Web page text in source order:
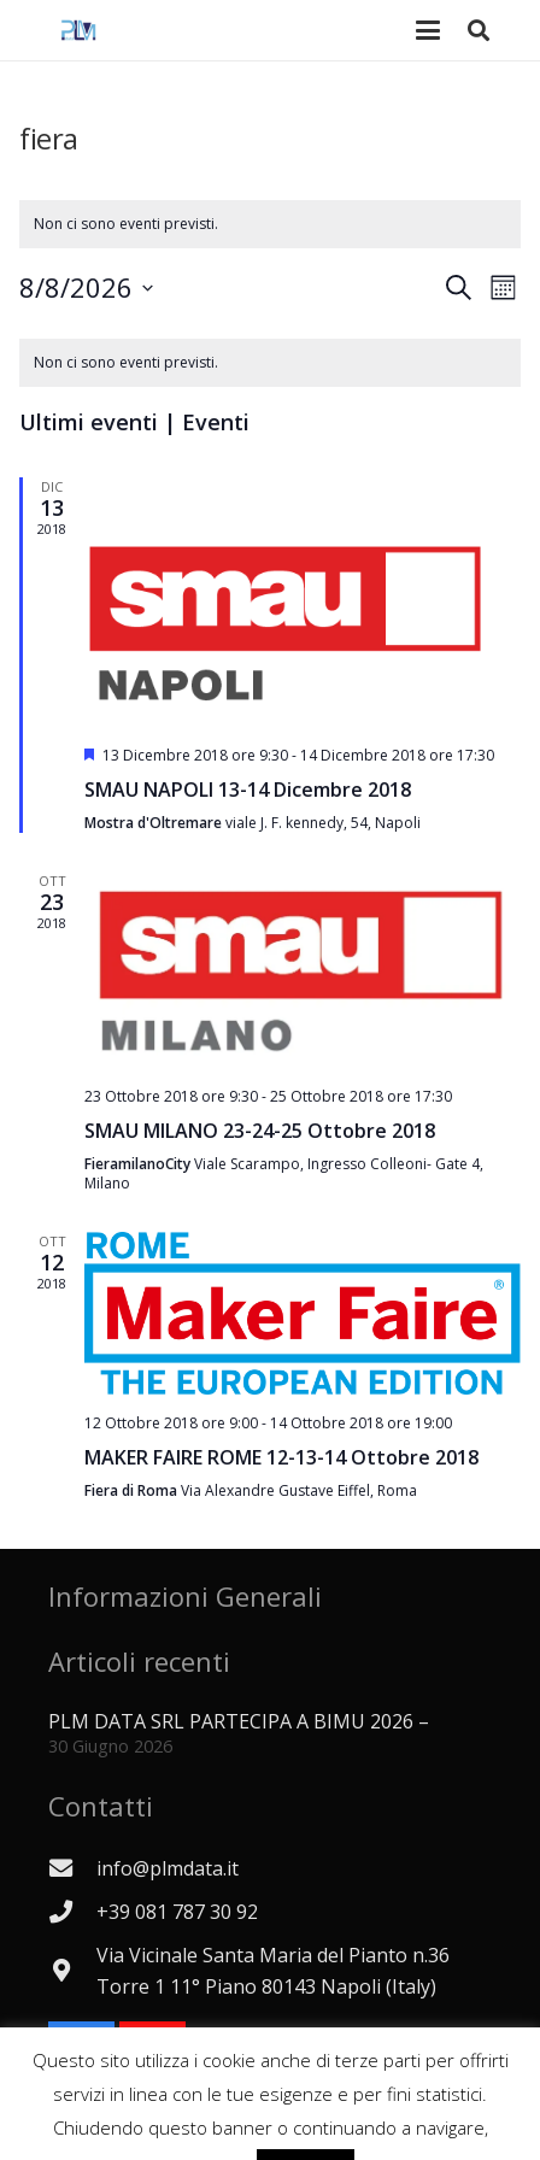
fiera
Non ci sono eventi previsti.
CercaMese
8/8/2026
Calendario
di
Non ci sono eventi previsti.
Ultimi eventi | Eventi
DIC
13
2018
Segnalati
13 Dicembre 2018 ore 9:30- 14 Dicembre 2018 ore 17:30
SMAU NAPOLI 13-14 Dicembre 2018
Mostra d'Oltremareviale J. F. kennedy, 54, Napoli
OTT
23
2018
23 Ottobre 2018 ore 9:30-25 Ottobre 2018 ore 17:30
SMAU MILANO 23-24-25 Ottobre 2018
FieramilanoCityViale Scarampo, Ingresso Colleoni- Gate 4,
Milano
OTT
12
2018
12 Ottobre 2018 ore 9:00- 14 Ottobre 2018 ore 19:00
MAKER FAIRE ROME 12-13-14 Ottobre 2018
Fiera di RomaVia Alexandre Gustave Eiffel, Roma
Informazioni Generali
Articoli recenti
PLM DATA SRL PARTECIPA A BIMU 2026 –
30 Giugno 2026
Contatti
info@plmdata.it
+39 081 787 30 92
Via Vicinale Santa Maria del Pianto n.36
Torre 1 11° Piano 80143 Napoli (Italy)
Questo sito utilizza i cookie anche di terze parti per offrirti
servizi in linea con le tue esigenze e per fini statistici.
Chiudendo questo banner o continuando a navigare,